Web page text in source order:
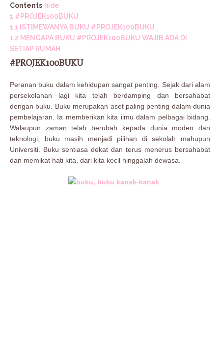
Contents hide
1 #PROJEK100BUKU
1.1 ISTIMEWANYA BUKU #PROJEK100BUKU
1.2 MENGAPA BUKU #PROJEK100BUKU WAJIB ADA DI
SETIAP RUMAH
#PROJEK100BUKU
Peranan buku dalam kehidupan sangat penting. Sejak dari alam
persekolahan lagi kita telah berdamping dan bersahabat
dengan buku. Buku merupakan aset paling penting dalam dunia
pembelajaran. Ia memberikan kita ilmu dalam pelbagai bidang.
Walaupun zaman telah berubah kepada dunia moden dan
teknologi, buku masih menjadi pilihan di sekolah mahupun
Universiti. Buku sentiasa dekat dan terus menerus bersahabat
dan memikat hati kita, dari kita kecil hinggalah dewasa.